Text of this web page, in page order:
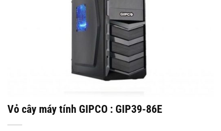
Vỏ cây máy tính GIPCO : GIP39-86E